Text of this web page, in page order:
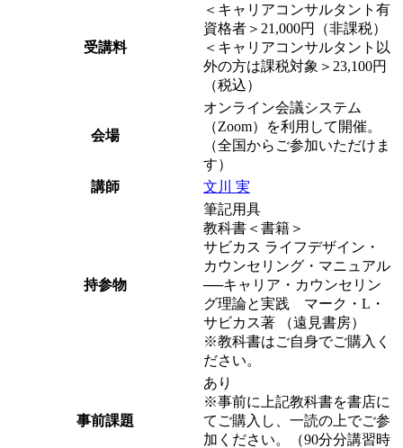
受講料
＜キャリアコンサルタント有
資格者＞21,000円（非課税）
＜キャリアコンサルタント以
外の方は課税対象＞23,100円
（税込）
会場
オンライン会議システム
（Zoom）を利用して開催。
（全国からご参加いただけま
す）
講師
文川 実
持参物
筆記用具
教科書＜書籍＞
サビカス ライフデザイン・
カウンセリング・マニュアル
──キャリア・カウンセリン
グ理論と実践 マーク・L・
サビカス著 （遠見書房）
※教科書はご自身でご購入く
ださい。
事前課題
あり
※事前に上記教科書を書店に
てご購入し、一読の上でご参
加ください。（90分分講習時